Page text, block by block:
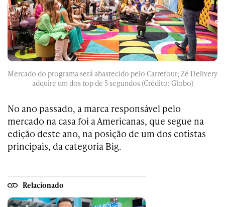
Mercado do programa será abastecido pelo Carrefour; Zé Delivery
adquire um dos top de 5 segundos (Crédito: Globo)
No ano passado, a marca responsável pelo
mercado na casa foi a Americanas, que segue na
edição deste ano, na posição de um dos cotistas
principais, da categoria Big.
Relacionado